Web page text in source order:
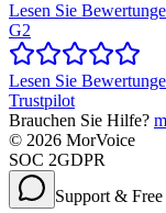
Lesen Sie
G2
Lesen Sie
Trustpilot
Brauchen Sie Hilfe?
© 2026 MorVoice
SOC 2GDPR
Support &